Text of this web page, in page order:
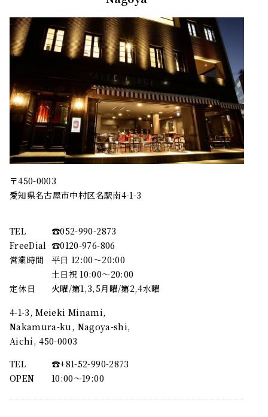
〒450-0003
愛知県名古屋市中村区名駅南4-1-3
TEL
☎︎052-990-2873
FreeDial ☎︎0120-976-806
営業時間
平日 12:00～20:00
土日祝 10:00～20:00
定休日
火曜/第1,3,5月曜/第2,4水曜
4-1-3, Meieki Minami,
Nakamura-ku, Nagoya-shi,
Aichi, 450-0003
TEL
☎︎+81-52-990-2873
OPEN
10:00〜19:00